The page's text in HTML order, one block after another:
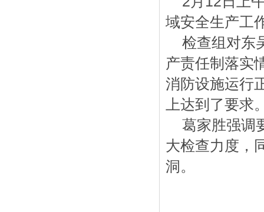
域安全生产工
检查组对东
产责任制落实
消防设施运行
上达到了要求
葛家胜强调
大检查力度，
洞。